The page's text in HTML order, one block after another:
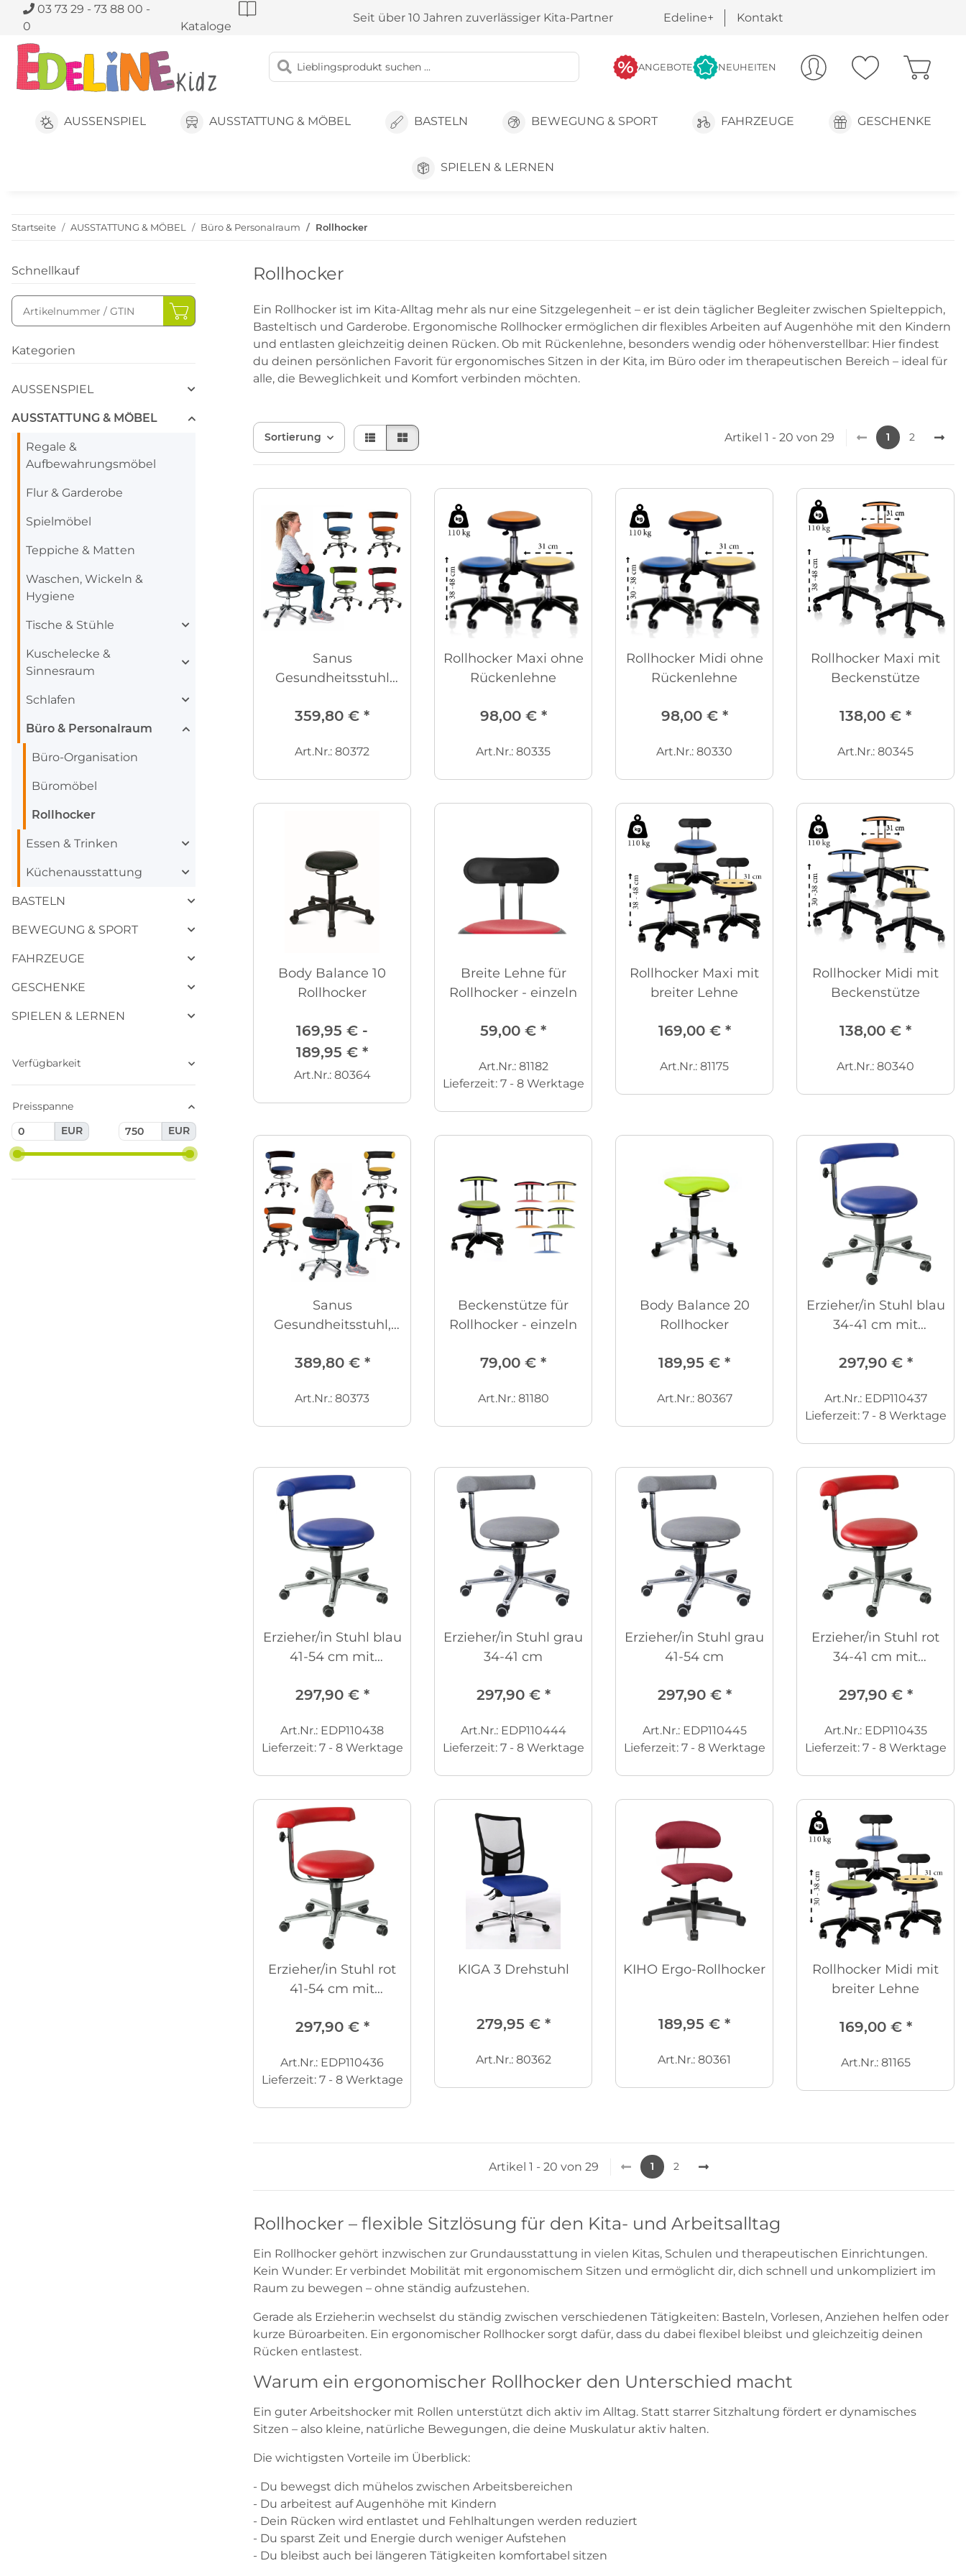
03 73 29 - 73 88 00 -
0
Kataloge
Seit über 10 Jahren zuverlässiger Kita-Partner Edeline+ Kontakt
ANGEBOTE NEUHEITEN
AUSSENSPIEL AUSSTATTUNG & MÖBEL BASTELN BEWEGUNG & SPORT FAHRZEUGE GESCHENKE
SPIELEN & LERNEN
Startseite AUSSTATTUNG & MÖBEL Büro & Personalraum Rollhocker
Rollhocker
Ein Rollhocker ist im Kita-Alltag mehr als nur eine Sitzgelegenheit – er ist dein täglicher Begleiter zwischen Spielteppich,
Basteltisch und Garderobe. Ergonomische Rollhocker ermöglichen dir flexibles Arbeiten auf Augenhöhe mit den Kindern
und entlasten gleichzeitig deinen Rücken. Ob mit Rückenlehne, besonders wendig oder höhenverstellbar: Hier findest
du deinen persönlichen Favorit für ergonomisches Sitzen in der Kita, im Büro oder im therapeutischen Bereich – ideal für
alle, die Beweglichkeit und Komfort verbinden möchten.
Sortierung Artikel 1 - 20 von 29 1 2
Sanus
Gesundheitsstuhl
359,80 € *
Art.Nr.: 80372
Rollhocker Maxi ohne
Rückenlehne
98,00 € *
Art.Nr.: 80335
Rollhocker Midi ohne
Rückenlehne
98,00 € *
Art.Nr.: 80330
Rollhocker Maxi mit
Beckenstütze
138,00 € *
Art.Nr.: 80345
Body Balance 10
Rollhocker
169,95 € -
189,95 € *
Art.Nr.: 80364
Breite Lehne für
Rollhocker - einzeln
59,00 € *
Art.Nr.: 81182
Lieferzeit: 7 - 8 Werktage
Rollhocker Maxi mit
breiter Lehne
169,00 € *
Art.Nr.: 81175
Rollhocker Midi mit
Beckenstütze
138,00 € *
Art.Nr.: 80340
Sanus
Gesundheitsstuhl,
389,80 € *
Art.Nr.: 80373
Beckenstütze für
Rollhocker - einzeln
79,00 € *
Art.Nr.: 81180
Body Balance 20
Rollhocker
189,95 € *
Art.Nr.: 80367
Erzieher/in Stuhl blau
34-41 cm mit
297,90 € *
Art.Nr.: EDP110437
Lieferzeit: 7 - 8 Werktage
Erzieher/in Stuhl blau
41-54 cm mit
297,90 € *
Art.Nr.: EDP110438
Lieferzeit: 7 - 8 Werktage
Erzieher/in Stuhl grau
34-41 cm
297,90 € *
Art.Nr.: EDP110444
Lieferzeit: 7 - 8 Werktage
Erzieher/in Stuhl grau
41-54 cm
297,90 € *
Art.Nr.: EDP110445
Lieferzeit: 7 - 8 Werktage
Erzieher/in Stuhl rot
34-41 cm mit
297,90 € *
Art.Nr.: EDP110435
Lieferzeit: 7 - 8 Werktage
Erzieher/in Stuhl rot
41-54 cm mit
297,90 € *
Art.Nr.: EDP110436
Lieferzeit: 7 - 8 Werktage
KIGA 3 Drehstuhl
279,95 € *
Art.Nr.: 80362
KIHO Ergo-Rollhocker
189,95 € *
Art.Nr.: 80361
Rollhocker Midi mit
breiter Lehne
169,00 € *
Art.Nr.: 81165
Artikel 1 - 20 von 29 1 2
Rollhocker – flexible Sitzlösung für den Kita- und Arbeitsalltag
Ein Rollhocker gehört inzwischen zur Grundausstattung in vielen Kitas, Schulen und therapeutischen Einrichtungen.
Kein Wunder: Er verbindet Mobilität mit ergonomischem Sitzen und ermöglicht dir, dich schnell und unkompliziert im
Raum zu bewegen – ohne ständig aufzustehen.
Gerade als Erzieher:in wechselst du ständig zwischen verschiedenen Tätigkeiten: Basteln, Vorlesen, Anziehen helfen oder
kurze Büroarbeiten. Ein ergonomischer Rollhocker sorgt dafür, dass du dabei flexibel bleibst und gleichzeitig deinen
Rücken entlastest.
Warum ein ergonomischer Rollhocker den Unterschied macht
Ein guter Arbeitshocker mit Rollen unterstützt dich aktiv im Alltag. Statt starrer Sitzhaltung fördert er dynamisches
Sitzen – also kleine, natürliche Bewegungen, die deine Muskulatur aktiv halten.
Die wichtigsten Vorteile im Überblick:
- Du bewegst dich mühelos zwischen Arbeitsbereichen
- Du arbeitest auf Augenhöhe mit Kindern
- Dein Rücken wird entlastet und Fehlhaltungen werden reduziert
- Du sparst Zeit und Energie durch weniger Aufstehen
- Du bleibst auch bei längeren Tätigkeiten komfortabel sitzen
Schnellkauf
Kategorien
AUSSENSPIEL
AUSSTATTUNG & MÖBEL
Regale &
Aufbewahrungsmöbel
Flur & Garderobe
Spielmöbel
Teppiche & Matten
Waschen, Wickeln &
Hygiene
Tische & Stühle
Kuschelecke &
Sinnesraum
Schlafen
Büro & Personalraum
Büro-Organisation
Büromöbel
Rollhocker
Essen & Trinken
Küchenausstattung
BASTELN
BEWEGUNG & SPORT
FAHRZEUGE
GESCHENKE
SPIELEN & LERNEN
Verfügbarkeit
Preisspanne
EUR
EUR